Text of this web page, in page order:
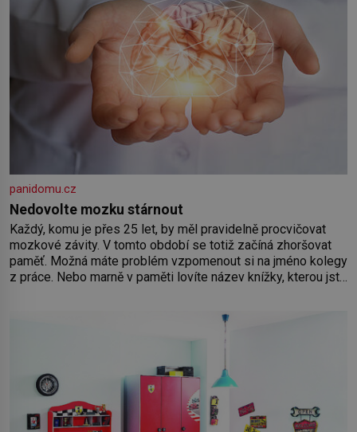
panidomu.cz
Nedovolte mozku stárnout
Každý, komu je přes 25 let, by měl pravidelně procvičovat
mozkové závity. V tomto období se totiž začíná zhoršovat
paměť. Možná máte problém vzpomenout si na jméno kolegy
z práce. Nebo marně v paměti lovíte název knížky, kterou jste